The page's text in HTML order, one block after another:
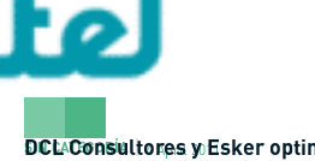
SIN CATEGORÍA 4 April 2011
DCL Consultores y Esker